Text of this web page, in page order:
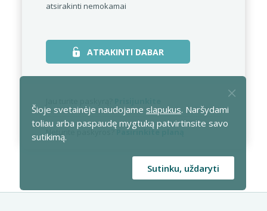
atsirakinti nemokamai
ATRAKINTI DABAR
Neturite paskyros? Pasirinkite planą
Šioje svetainėje naudojame slapukus. Naršydami
toliau arba paspaudę mygtuką patvirtinsite savo
sutikimą.
Sutinku, uždaryti